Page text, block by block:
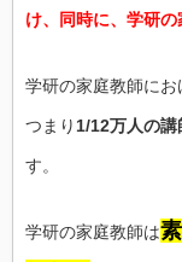
け、同時に、学研
学研の家庭教師に
つまり 1/12万人の
す。
学研の家庭教師は